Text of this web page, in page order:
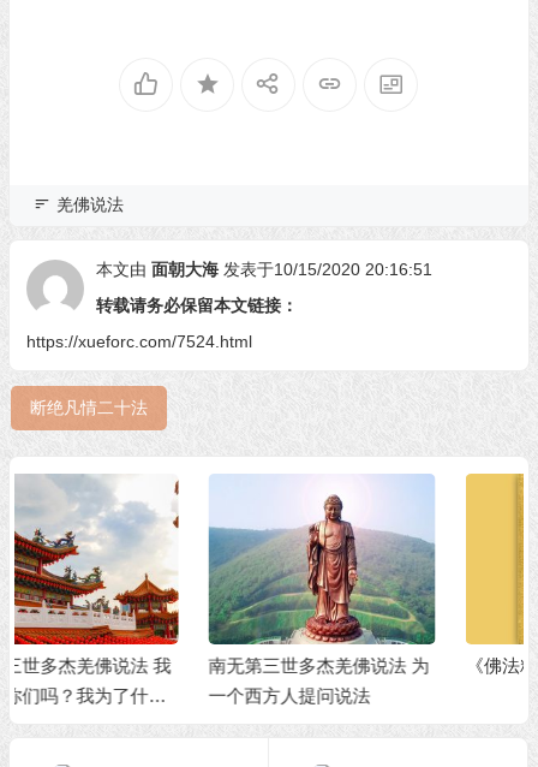
羌佛说法
本文由 面朝大海 发表于10/15/2020 20:16:51
转载请务必保留本文链接：
https://xueforc.com/7524.html
断绝凡情二十法
南无第三世多杰羌佛说法 为
一个西方人提问说法
《佛法精髓》